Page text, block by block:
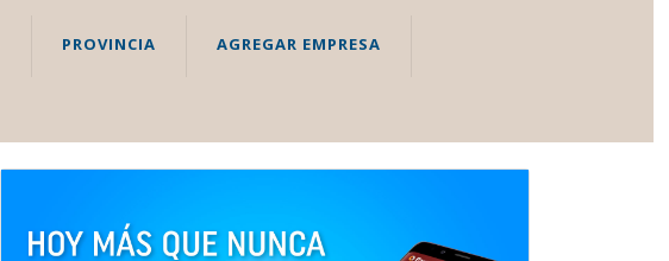
PROVINCIA AGREGAR EMPRESA